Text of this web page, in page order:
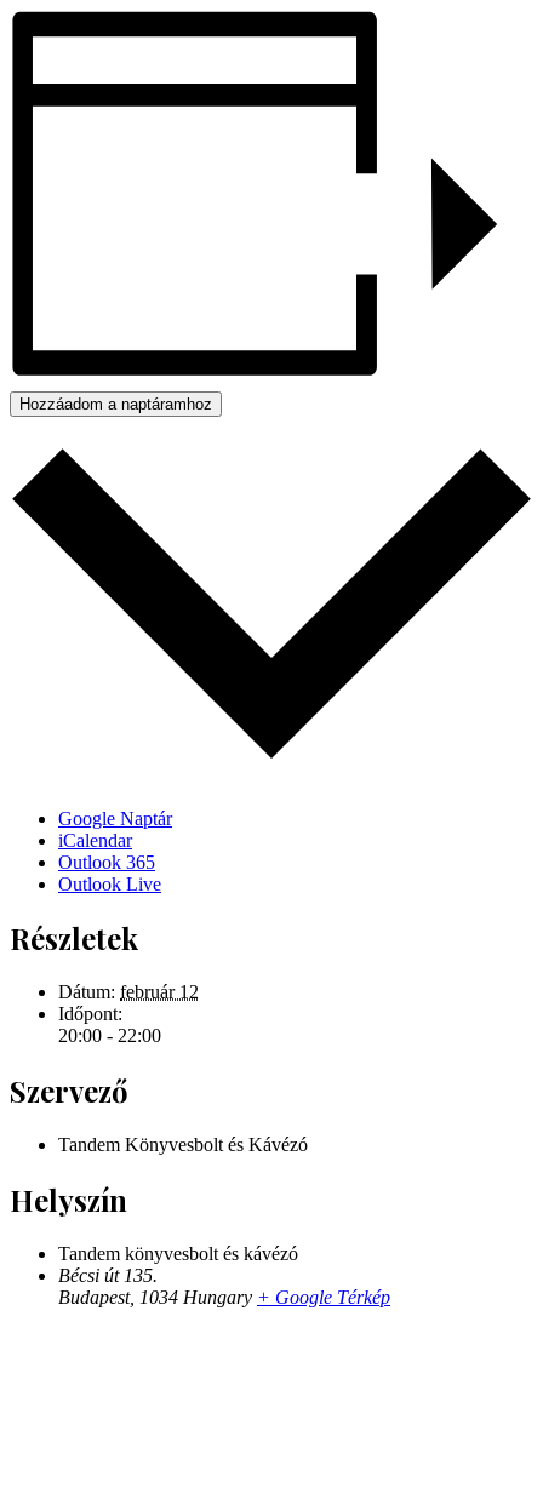
Hozzáadom a naptáramhoz
Google Naptár
iCalendar
Outlook 365
Outlook Live
Részletek
Dátum: február 12
Időpont:
20:00 - 22:00
Szervező
Tandem Könyvesbolt és Kávézó
Helyszín
Tandem könyvesbolt és kávézó
Bécsi út 135.
Budapest, 1034 Hungary + Google Térkép